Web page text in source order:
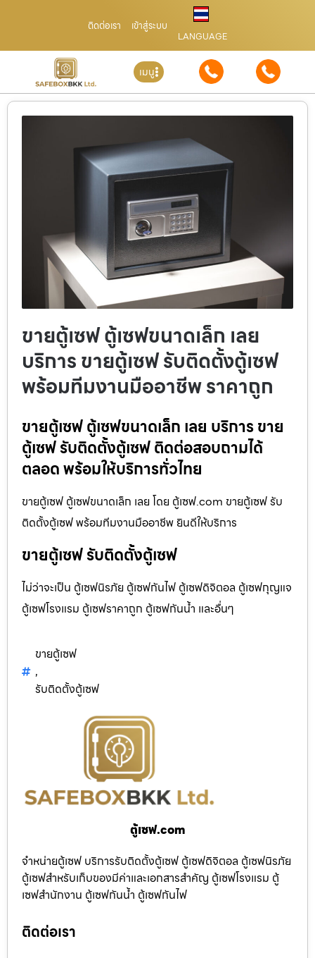
ติดต่อเรา เข้าสู่ระบบ
LANGUAGE
เมนู
ขายตู้เซฟ ตู้เซฟขนาดเล็ก เลย
บริการ ขายตู้เซฟ รับติดตั้งตู้เซฟ
พร้อมทีมงานมืออาชีพ ราคาถูก
ขายตู้เซฟ ตู้เซฟขนาดเล็ก เลย บริการ ขาย
ตู้เซฟ รับติดตั้งตู้เซฟ ติดต่อสอบถามได้
ตลอด พร้อมให้บริการทั่วไทย
ขายตู้เซฟ ตู้เซฟขนาดเล็ก เลย โดย ตู้เซฟ.com ขายตู้เซฟ รับ
ติดตั้งตู้เซฟ พร้อมทีมงานมืออาชีพ ยินดีให้บริการ
ขายตู้เซฟ รับติดตั้งตู้เซฟ
ไม่ว่าจะเป็น ตู้เซฟนิรภัย ตู้เซฟกันไฟ ตู้เซฟดิจิตอล ตู้เซฟกุญแจ
ตู้เซฟโรงแรม ตู้เซฟราคาถูก ตู้เซฟกันน้ำ และอื่นๆ
ขายตู้เซฟ
,
รับติดตั้งตู้เซฟ
ตู้เซฟ.com
จำหน่ายตู้เซฟ บริการรับติดตั้งตู้เซฟ ตู้เซฟดิจิตอล ตู้เซฟนิรภัย
ตู้เซฟสำหรับเก็บของมีค่าและเอกสารสำคัญ ตู้เซฟโรงแรม ตู้
เซฟสำนักงาน ตู้เซฟกันน้ำ ตู้เซฟกันไฟ
ติดต่อเรา